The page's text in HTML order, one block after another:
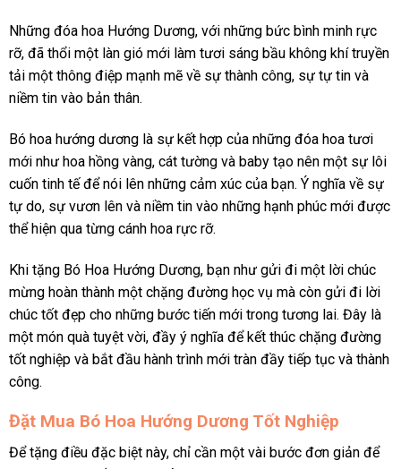
Những đóa hoa Hướng Dương, với những bức bình minh rực
rỡ, đã thổi một làn gió mới làm tươi sáng bầu không khí truyền
tải một thông điệp mạnh mẽ về sự thành công, sự tự tin và
niềm tin vào bản thân.
Bó hoa hướng dương là sự kết hợp của những đóa hoa tươi
mới như hoa hồng vàng, cát tường và baby tạo nên một sự lôi
cuốn tinh tế để nói lên những cảm xúc của bạn. Ý nghĩa về sự
tự do, sự vươn lên và niềm tin vào những hạnh phúc mới được
thể hiện qua từng cánh hoa rực rỡ.
Khi tặng Bó Hoa Hướng Dương, bạn như gửi đi một lời chúc
mừng hoàn thành một chặng đường học vụ mà còn gửi đi lời
chúc tốt đẹp cho những bước tiến mới trong tương lai. Đây là
một món quà tuyệt vời, đầy ý nghĩa để kết thúc chặng đường
tốt nghiệp và bắt đầu hành trình mới tràn đầy tiếp tục và thành
công.
Đặt Mua Bó Hoa Hướng Dương Tốt Nghiệp
Để tặng điều đặc biệt này, chỉ cần một vài bước đơn giản để